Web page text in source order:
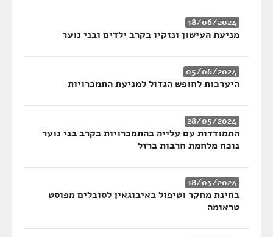
18/06/2024
מניעת העישון ונזקיו בקרב ילדים ובני נוער
05/06/2024
היערכות לחופש הגדול למניעת התמכרויות
28/05/2024
התמודדות עם עלייה בהתמכרויות בקרב בני נוער
נוכח מלחמת חרבות ברזל
18/03/2024
בחינת מחקר וטיפול באיבוגאין לסובלים מפוסט
טראומה